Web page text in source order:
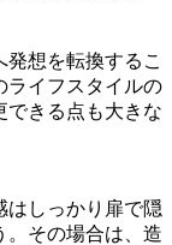
想を転換するこ
ライフスタイルの
できる点も大きな
はしっかり扉で隠
。その場合は、造